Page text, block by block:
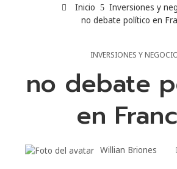
Inicio
Inversiones y
no debate político en
INVERSIONES Y
no debate
en
Willian Briones